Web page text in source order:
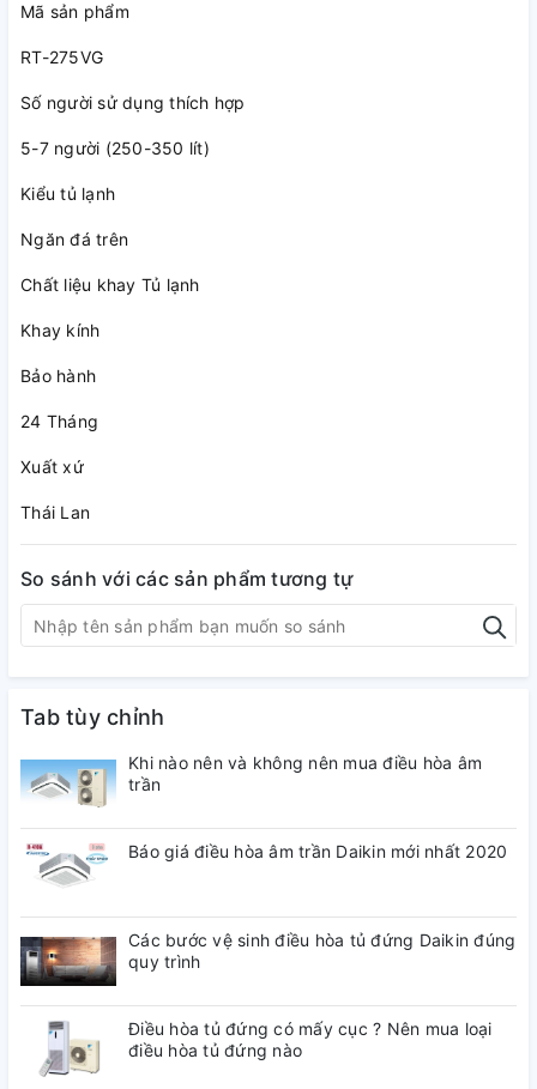
Mã sản phẩm
RT-275VG
Số người sử dụng thích hợp
5-7 người (250-350 lít)
Kiểu tủ lạnh
Ngăn đá trên
Chất liệu khay Tủ lạnh
Khay kính
Bảo hành
24 Tháng
Xuất xứ
Thái Lan
So sánh với các sản phẩm tương tự
Tab tùy chỉnh
Khi nào nên và không nên mua điều hòa âm
trần
Báo giá điều hòa âm trần Daikin mới nhất 2020
Các bước vệ sinh điều hòa tủ đứng Daikin đúng
quy trình
Điều hòa tủ đứng có mấy cục ? Nên mua loại
điều hòa tủ đứng nào